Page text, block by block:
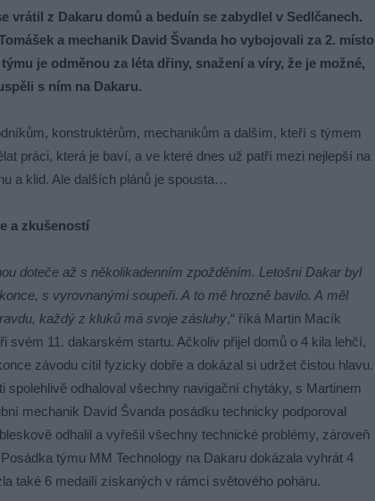
vrátil z Dakaru domů a beduín se zabydlel v Sedlčanech.
a mechanik David Švanda ho vybojovali za 2. místo
je odměnou za léta dřiny, snažení a víry, že je možné,
s ním na Dakaru.
konstruktérům, mechanikům a dalším, kteří s týmem
práci, která je baví, a ve které dnes už patří mezi nejlepší na
a klid. Ale dalších plánů je spousta…
a zkušeností
doteče až s několikadenním zpožděním. Letošní Dakar byl
s vyrovnanými soupeři. A to mě hrozně bavilo. A měl
každý z kluků má svoje zásluhy,“ říká Martin Macík
svém 11. dakarském startu. Ačkoliv přijel domů o 4 kila lehčí,
závodu cítil fyzicky dobře a dokázal si udržet čistou hlavu.
spolehlivě odhaloval všechny navigační chytáky, s Martinem
mechanik David Švanda posádku technicky podporoval
odhalil a vyřešil všechny technické problémy, zároveň
týmu MM Technology na Dakaru dokázala vyhrát 4
také 6 medailí získaných v rámci světového poháru.